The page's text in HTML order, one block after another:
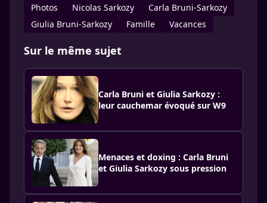
Photos
Nicolas Sarkozy
Carla Bruni-Sarkozy
Giulia Bruni-Sarkozy
Famille Vacances
Sur le même sujet
Carla Bruni et Giulia Sarkozy :
leur cauchemar évoqué sur W9
Menaces et doxing : Carla Bruni
et Giulia Sarkozy sous pression